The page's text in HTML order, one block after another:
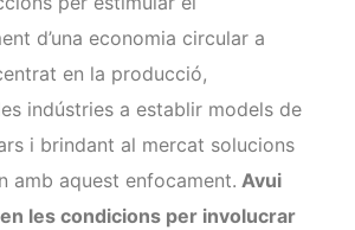
d’una economia circular a
en la producció,
indústries a establir models de
i brindant al mercat solucions
amb aquest enfocament. Avui
les condicions per involucrar